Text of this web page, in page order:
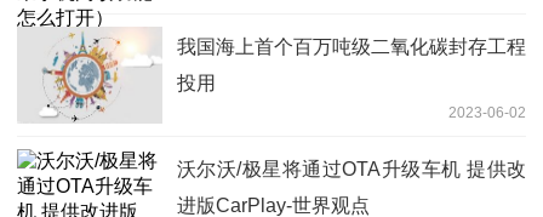
我国海上首个百万吨级二氧化碳封存工程
投用
2023-06-02
沃尔沃/极星将通过OTA升级车机 提供改
进版CarPlay-世界观点